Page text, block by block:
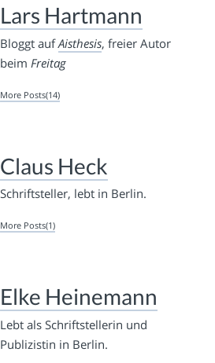
Lars Hartmann
Bloggt aufAisthesis, freier Autor
beim Freitag
More Posts(14)
Claus Heck
Schriftsteller, lebt in Berlin.
More Posts(1)
Elke Heinemann
Lebt als Schriftstellerin und
Publizistin in Berlin.